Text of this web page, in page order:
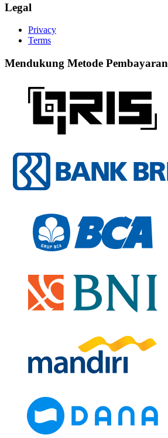
Legal
Privacy
Terms
Mendukung Metode Pembayaran